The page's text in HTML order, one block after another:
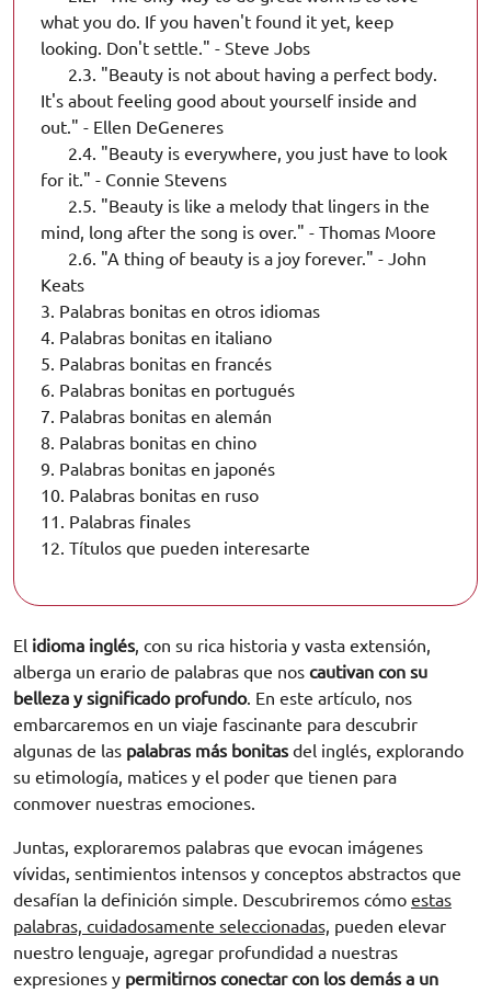
what you do. If you haven't found it yet, keep
looking. Don't settle." - Steve Jobs
2.3. "Beauty is not about having a perfect body.
It's about feeling good about yourself inside and
out." - Ellen DeGeneres
2.4. "Beauty is everywhere, you just have to look
for it." - Connie Stevens
2.5. "Beauty is like a melody that lingers in the
mind, long after the song is over." - Thomas Moore
2.6. "A thing of beauty is a joy forever." - John
Keats
3. Palabras bonitas en otros idiomas
4. Palabras bonitas en italiano
5. Palabras bonitas en francés
6. Palabras bonitas en portugués
7. Palabras bonitas en alemán
8. Palabras bonitas en chino
9. Palabras bonitas en japonés
10. Palabras bonitas en ruso
11.
Palabras finales
12. Títulos que pueden interesarte
El idioma inglés , con su rica historia y vasta extensión,
alberga un erario de palabras que nos cautivan con su
belleza y significado profundo. En este artículo, nos
embarcaremos en un viaje fascinante para descubrir
algunas de las palabras más bonitas del inglés, explorando
su etimología, matices y el poder que tienen para
conmover nuestras emociones.
Juntas, exploraremos palabras que evocan imágenes
vívidas, sentimientos intensos y conceptos abstractos que
desafían la definición simple. Descubriremos cómo estas
palabras, cuidadosamente seleccionadas, pueden elevar
nuestro lenguaje, agregar profundidad a nuestras
expresiones y permitirnos conectar con los demás a un